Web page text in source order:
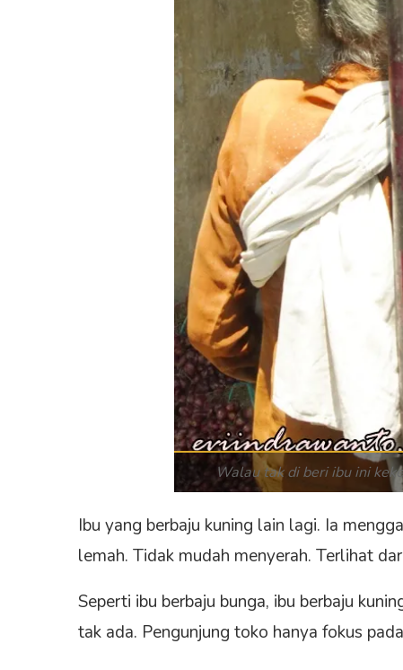
Walau tak di beri ibu ini
Ibu yang berbaju kuning lain lagi. Ia
lemah. Tidak mudah menyerah. Terlihat
Seperti ibu berbaju bunga, ibu berbaju
tak ada. Pengunjung toko hanya fokus